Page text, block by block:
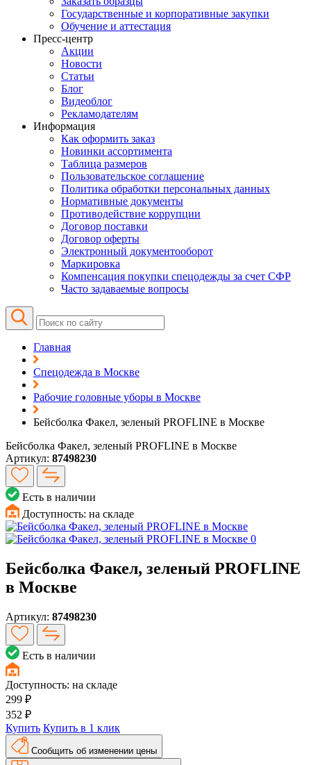
Государственные и корпоративные закупки
Обучение и аттестация
Пресс-центр
Акции
Новости
Статьи
Блог
Видеоблог
Рекламодателям
Информация
Как оформить заказ
Новинки ассортимента
Таблица размеров
Пользовательское соглашение
Политика обработки персональных данных
Нормативные документы
Противодействие коррупции
Договор поставки
Договор оферты
Электронный документооборот
Маркировка
Компенсация покупки спецодежды за счет СФР
Часто задаваемые вопросы
Главная
Спецодежда в Москве
Рабочие головные уборы в Москве
Бейсболка Факел, зеленый PROFLINE в Москве
Бейсболка Факел, зеленый PROFLINE в Москве
Артикул: 87498230
Есть в наличии
Доступность: на складе
Бейсболка Факел, зеленый PROFLINE
в Москве
Артикул: 87498230
Есть в наличии
Доступность: на складе
299 ₽
352 ₽
Купить Купить в 1 клик
Сообщить об изменении цены